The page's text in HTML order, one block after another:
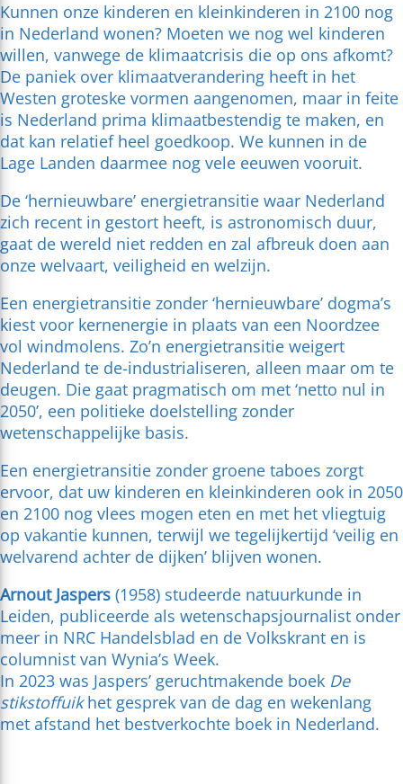
Kunnen onze kinderen en kleinkinderen in 2100 nog
in Nederland wonen? Moeten we nog wel kinderen
willen, vanwege de klimaatcrisis die op ons afkomt?
De paniek over klimaatverandering heeft in het
Westen groteske vormen aangenomen, maar in feite
is Nederland prima klimaatbestendig te maken, en
dat kan relatief heel goedkoop. We kunnen in de
Lage Landen daarmee nog vele eeuwen vooruit.
De ‘hernieuwbare’ energietransitie waar Nederland
zich recent in gestort heeft, is astronomisch duur,
gaat de wereld niet redden en zal afbreuk doen aan
onze welvaart, veiligheid en welzijn.
Een energietransitie zonder ‘hernieuwbare’ dogma’s
kiest voor kernenergie in plaats van een Noordzee
vol windmolens. Zo’n energietransitie weigert
Nederland te de-industrialiseren, alleen maar om te
deugen. Die gaat pragmatisch om met ‘netto nul in
2050’, een politieke doelstelling zonder
wetenschappelijke basis.
Een energietransitie zonder groene taboes zorgt
ervoor, dat uw kinderen en kleinkinderen ook in 2050
en 2100 nog vlees mogen eten en met het vliegtuig
op vakantie kunnen, terwijl we tegelijkertijd ‘veilig en
welvarend achter de dijken’ blijven wonen.
Arnout Jaspers (1958) studeerde natuurkunde in
Leiden, publiceerde als wetenschapsjournalist onder
meer in NRC Handelsblad en de Volkskrant en is
columnist van Wynia’s Week.
In 2023 was Jaspers’ geruchtmakende boek De
stikstoffuikhet gesprek van de dag en wekenlang
met afstand het bestverkochte boek in Nederland.